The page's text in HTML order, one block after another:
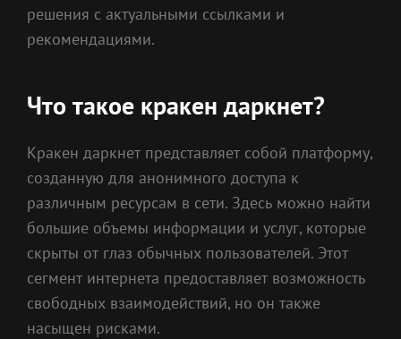
решения с актуальными ссылками и
рекомендациями.
Что такое кракен даркнет?
Кракен даркнет представляет собой платформу,
созданную для анонимного доступа к
различным ресурсам в сети. Здесь можно найти
большие объемы информации и услуг, которые
скрыты от глаз обычных пользователей. Этот
сегмент интернета предоставляет возможность
свободных взаимодействий, но он также
насыщен рисками.